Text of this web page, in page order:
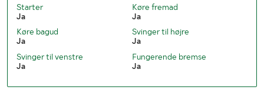
Starter
Ja
Køre fremad
Ja
Køre bagud
Ja
Svinger til højre
Ja
Svinger til venstre
Ja
Fungerende bremse
Ja